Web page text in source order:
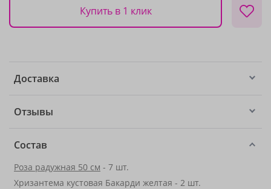
Купить в 1 клик
Доставка
Отзывы
Состав
Роза радужная 50 см - 7 шт.
Хризантема кустовая Бакарди желтая - 2 шт.